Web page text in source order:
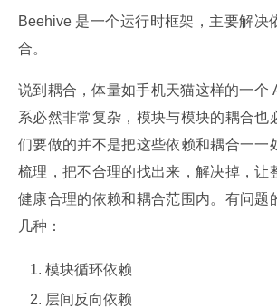
Beehive 是一个运行时框架，主要解决
合。
说到耦合，体量如手机天猫这样的一个
系必然非常复杂，模块与模块的耦合也
们要做的并不是把这些依赖和耦合一一
梳理，把不合理的找出来，解决掉，让
健康合理的依赖和耦合范围内。有问题
几种：
模块循环依赖
层间反向依赖